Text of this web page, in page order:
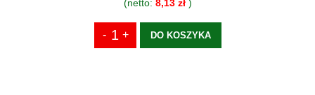
(netto: 8,13 zł)
DO KOSZYKA